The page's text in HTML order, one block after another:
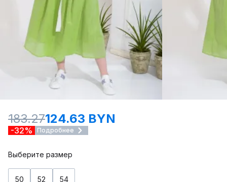
183.27124.63 BYN
-32% Подробнее
Выберите размер
50 52 54